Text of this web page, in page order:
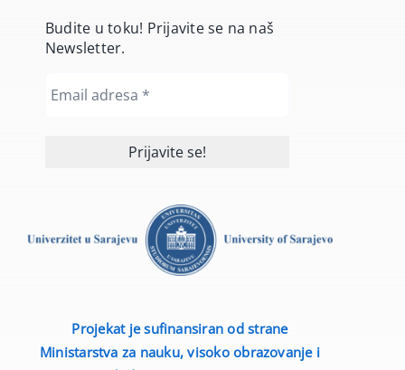
Budite u toku! Prijavite se na naš
Newsletter.
Projekat je sufinansiran od strane
Ministarstva za nauku, visoko obrazovanje i